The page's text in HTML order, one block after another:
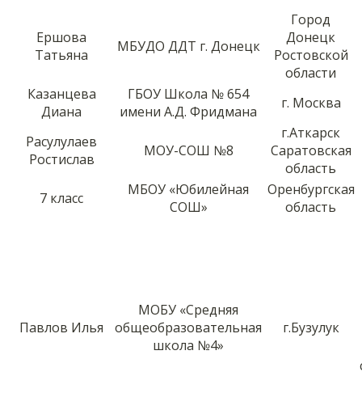
Ершова
Татьяна
МБУДО ДДТ г. Донецк
Город
Донецк
Ростовской
области
Казанцева
Диана
ГБОУ Школа № 654
имени А.Д. Фридмана
г. Москва
Расулулаев
Ростислав
МОУ-СОШ №8
г.Аткарск
Саратовская
область
7 класс
МБОУ «Юбилейная
СОШ»
Оренбургская
область
Павлов Илья
МОБУ «Средняя
общеобразовательная
школа №4»
г.Бузулук